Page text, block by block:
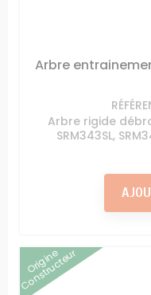
Arbre
Arbre rigide
SRM343SL,
Origine
Constructeur